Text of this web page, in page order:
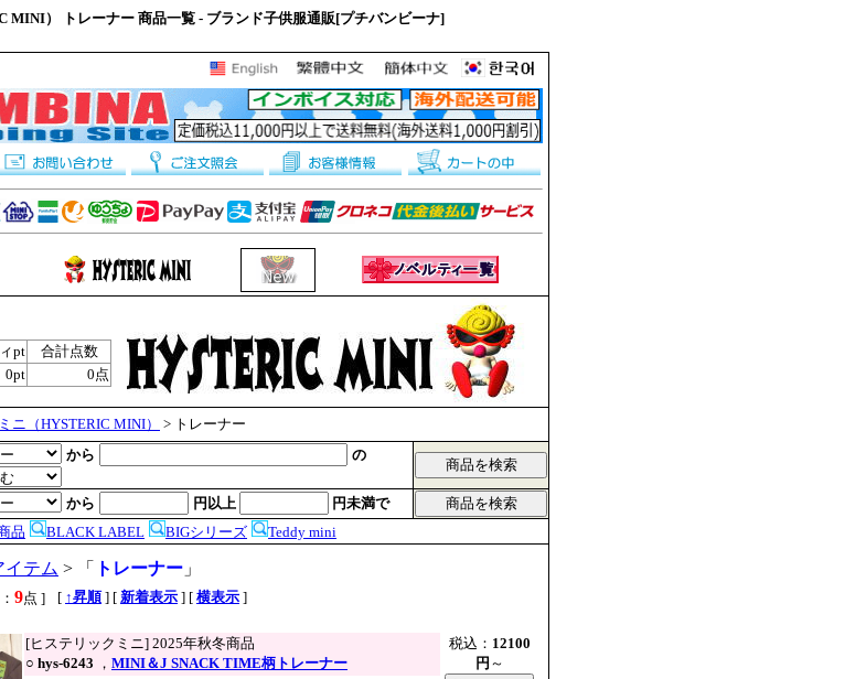
MINI） トレーナー 商品一覧 - ブランド子供服通販[プチバンビーナ]
pt
合計点数
0pt 0点
ニ（HYSTERIC MINI） > トレーナー
から の
から 円以上
円未満で
品 BLACK LABEL BIGシリーズ Teddy mini
イテム > 「 トレーナー 」
9点 ] [ ↑昇順 ] [ 新着表示 ] [ 横表示 ]
[ヒステリックミニ] 2025年秋冬商品
○ hys-6243 ， MINI＆J SNACK TIME柄トレーナー
税込： 12100
円 ～